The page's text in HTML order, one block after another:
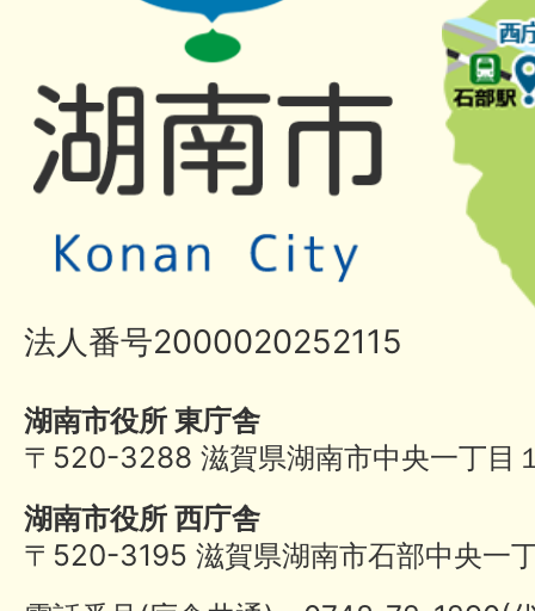
法人番号2000020252115
湖南市役所 東庁舎
〒520-3288 滋賀県湖南市中央一丁目
湖南市役所 西庁舎
〒520-3195 滋賀県湖南市石部中央一